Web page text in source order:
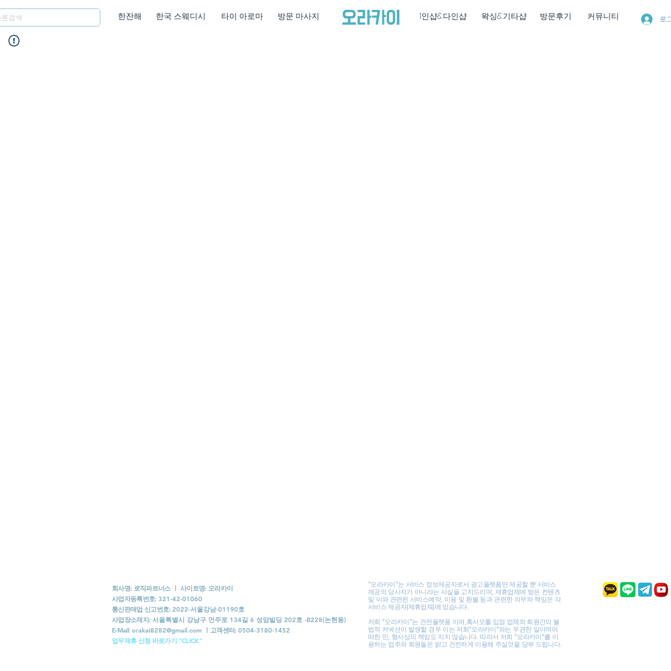
한국 스웨디시
한잔해 타이 아로마 방문 마사지 1인샵&다인샵 왁싱&기타샵 방문후기 커뮤니티 로
회사명: 로직파트너스 ㅣ 사이트명: 오라카이
사업자등록번호: 321-42-01060
통신판매업 신고번호: 2022-서울강남-01190호
사업장소재지: 서울특별시 강남구 언주로 134길 6 성암빌딩 202호 -B228(논현동)
​E-Mail: orakai8282@gmail.comㅣ 고객센터: 0504-3180-1452
​업무제휴 신청 바로가기 "CLICK"
"오라카이"는 서비스 정보제공자로서 광고플랫폼만 제공할 뿐 서비스
제공의 당사자가 아니라는 사실을 고지드리며, 제휴업체에 받은 컨텐츠
및 이와 관련된 서비스예약, 이용 및 환불 등과 관련한 의무와 책임은 각
서비스 제공자(제휴업체)에 있습니다.
저희 "오라카이"는 건전플랫폼 이며,혹시모를 입점 업체와 회원간의 불
법적 커넥션이 발생할 경우 이는 저희"오라카이"와는 무관한 일이며어
떠한 민, 형사상의 책임도 지지 않습니다. 따라서 저희 "오라카이"를 이
용하는 업주와 회원들은 밝고 건전하게 이용해 주실것을 당부 드립니다.